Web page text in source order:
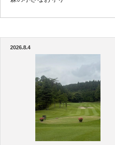
2026.8.4